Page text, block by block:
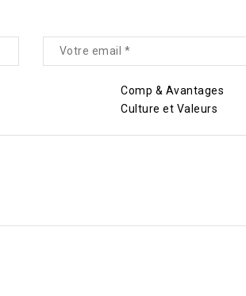
Comp & Avantages
Culture et Valeurs